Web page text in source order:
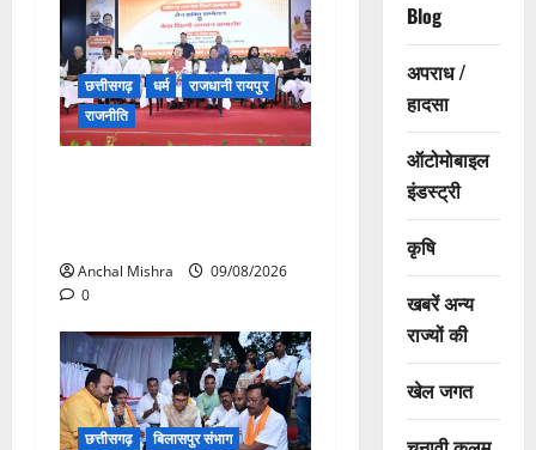
छत्तीसगढ़ धर्म
राजधानी रायपुर
राजनीति
Anchal Mishra
09/08/2026
0
छत्तीसगढ़
बिलासपुर संभाग
Blog
अपराध /
हादसा
ऑटोमोबाइल
इंडस्ट्री
कृषि
खबरें अन्य
राज्यों की
खेल जगत